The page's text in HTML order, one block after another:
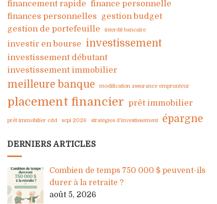
financement rapide finance personnelle
finances personnelles
gestion budget
gestion de portefeuille
interdit bancaire
investir en bourse investissement
investissement débutant
investissement immobilier
meilleure banque modification assurance emprunteur
placement financier prêt immobilier
prêt immobilier cdd scpi 2026 stratégies d'investissement épargne
DERNIERS ARTICLES
Combien de temps 750 000 $ peuvent-ils
durer à la retraite ?
août 5, 2026